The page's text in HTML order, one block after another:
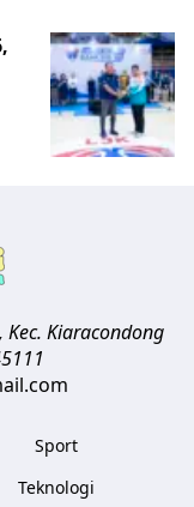
Kec. Kiaracondong
Sport
Teknologi